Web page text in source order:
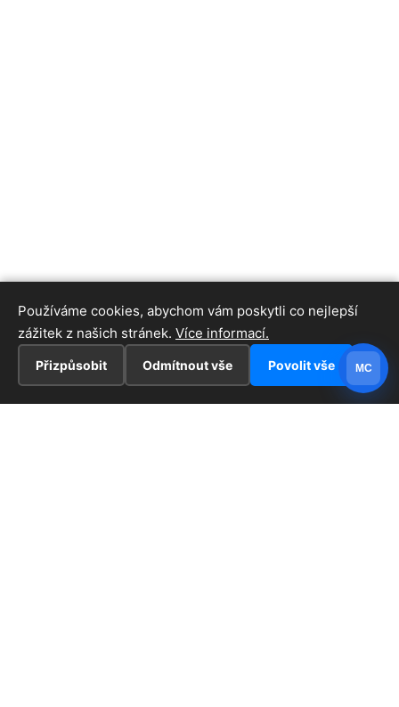
Používáme cookies, abychom vám poskytli co nejlepší
zážitek z našich stránek. Více informací.
Přizpůsobit Odmítnout vše Povolit vše MC